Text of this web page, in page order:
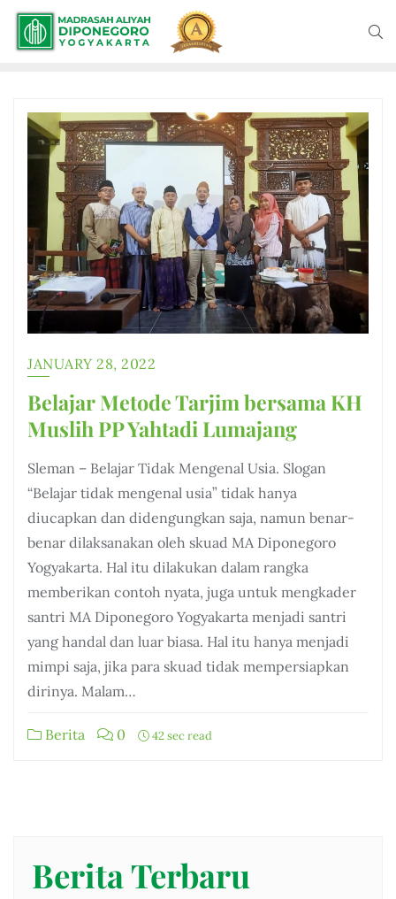
JANUARY 28, 2022
Belajar Metode Tarjim bersama KH
Muslih PP Yahtadi Lumajang
Sleman – Belajar Tidak Mengenal Usia. Slogan
“Belajar tidak mengenal usia” tidak hanya
diucapkan dan didengungkan saja, namun benar-
benar dilaksanakan oleh skuad MA Diponegoro
Yogyakarta. Hal itu dilakukan dalam rangka
memberikan contoh nyata, juga untuk mengkader
santri MA Diponegoro Yogyakarta menjadi santri
yang handal dan luar biasa. Hal itu hanya menjadi
mimpi saja, jika para skuad tidak mempersiapkan
dirinya. Malam…
Berita 0 42 sec read
Berita Terbaru